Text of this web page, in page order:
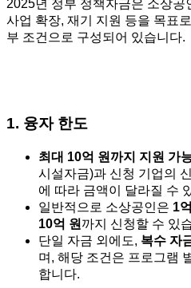
2025년 정부 정책자금은 소상공
사업 확장, 재기 지원 등을 목표
부 조건으로 구성되어 있습니다.
1. 융자 한도
최대 10억 원까지 지원 가
시설자금)과 신청 기업의
에 따라 금액이 달라질 수
일반적으로 소상공인은 1
10억 원 까지 신청할 수 있
단일 자금 외에도, 복수 자
며, 해당 조건은 프로그램
합니다.